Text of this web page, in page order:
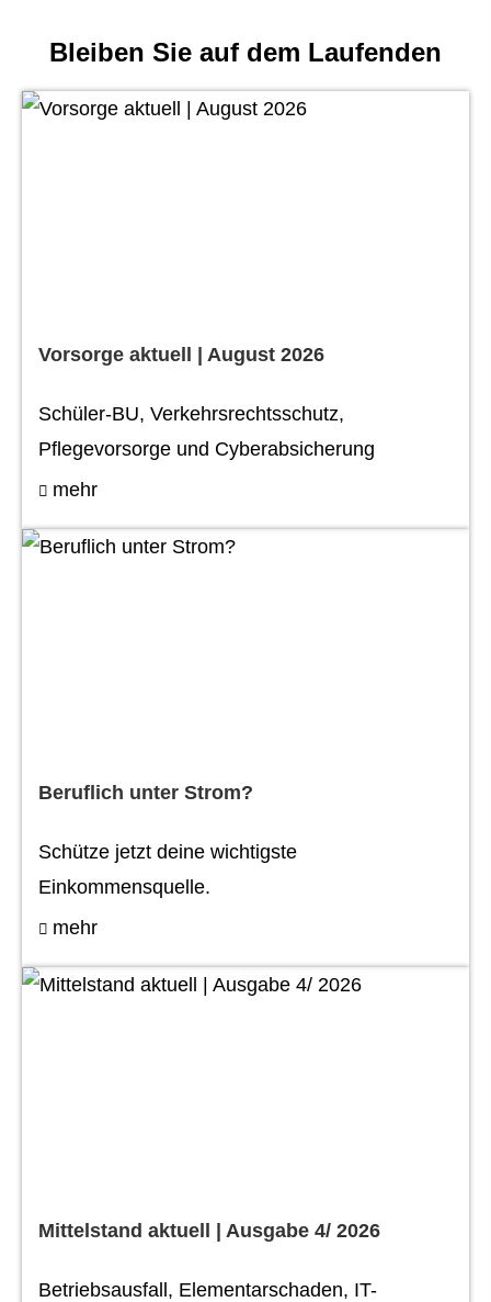
Bleiben Sie auf dem Laufenden
Vorsorge aktuell | August 2026
Schüler-BU, Verkehrsrechtsschutz,
Pflegevorsorge und Cyberabsicherung
mehr
Beruflich unter Strom?
Schütze jetzt deine wichtigste
Einkommensquelle.
mehr
Mittelstand aktuell | Ausgabe 4/ 2026
Betriebsausfall, Elementarschaden, IT-